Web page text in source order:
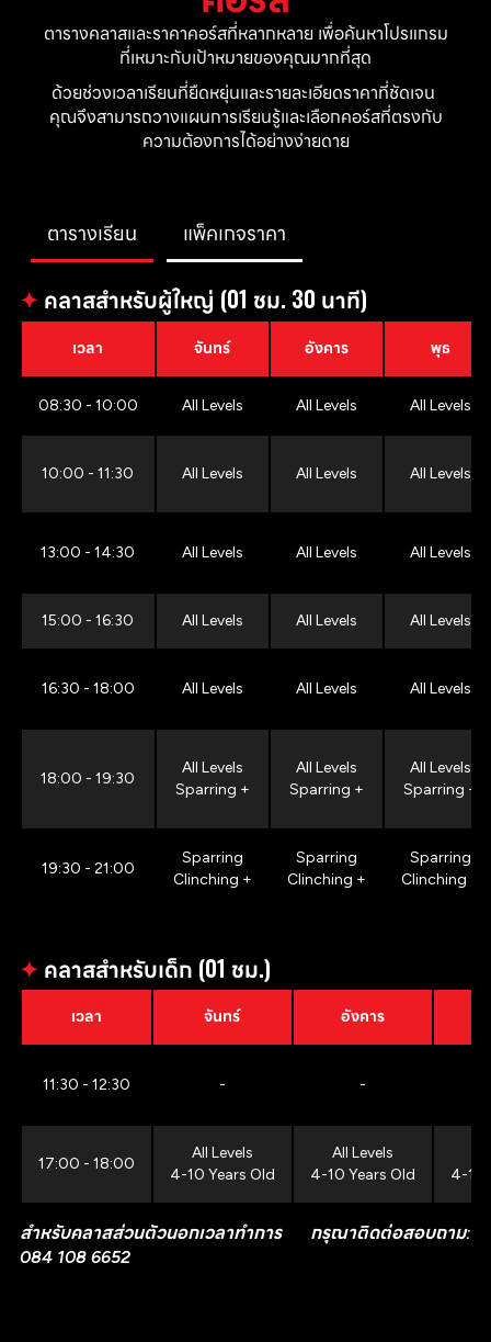
ตารางคลาสและราคาคอร์สที่หลากหลาย เพื่อค้นหาโปรแกรม
ที่เหมาะกับเป้าหมายของคุณมากที่สุด
ด้วยช่วงเวลาเรียนที่ยืดหยุ่นและรายละเอียดราคาที่ชัดเจน
คุณจึงสามารถวางแผนการเรียนรู้และเลือกคอร์สที่ตรงกับ
ความต้องการได้อย่างง่ายดาย
ตารางเรียน แพ็คเกจราคา
✦ คลาสสำหรับผู้ใหญ่ (01 ชม. 30 นาที)
เวลา จันทร์ อังคาร พุธ
08:30 - 10:00 All Levels All Levels All Levels
10:00 - 11:30 All Levels All Levels All Levels
13:00 - 14:30 All Levels All Levels All Levels
15:00 - 16:30 All Levels All Levels All Levels
16:30 - 18:00 All Levels All Levels All Levels
18:00 - 19:30
All Levels
Sparring +
All Levels
Sparring +
All Levels
Sparring +
19:30 - 21:00
Sparring
Clinching +
Sparring
Clinching +
Sparring
Clinching +
✦ คลาสสำหรับเด็ก (01 ชม.)
เวลา จันทร์ อังคาร
11:30 - 12:30 - -
17:00 - 18:00
All Levels
4-10 Years Old
All Levels
4-10 Years Old
4-10
สำหรับคลาสส่วนตัวนอกเวลาทำการ กรุณาติดต่อสอบถาม:
084 108 6652